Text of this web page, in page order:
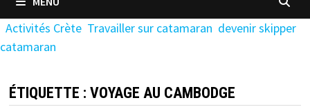
Activités Crète Travailler sur catamaran devenir skipper
catamaran
ÉTIQUETTE : VOYAGE AU CAMBODGE